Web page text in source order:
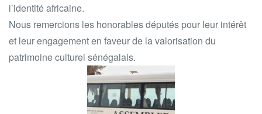
l’identité africaine.
Nous remercions les honorables députés pour leur intérêt
et leur engagement en faveur de la valorisation du
patrimoine culturel sénégalais.